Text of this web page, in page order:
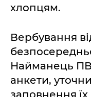
хлопцям.
Вербування
Найманець
анкети,
заповнення